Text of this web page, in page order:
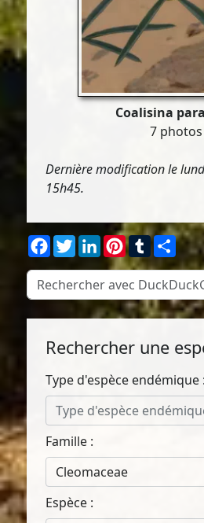
Coalisina
7 photos
Dernière modification le
15h45.
Facebook
TwitterLinkedIn
Pinterest
Tumblr
Rechercher une
Type d'espèce endémique :
Type d'espèce
Famille :
Cleomaceae
Espèce :